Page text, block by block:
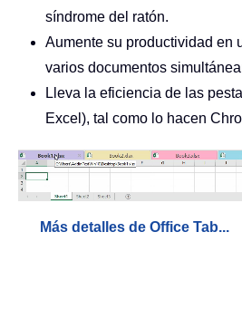
síndrome del ratón.
Aumente su productividad en
varios documentos
Lleva la eficiencia de las
Excel), tal como lo hacen
Más detalles de Office Tab...